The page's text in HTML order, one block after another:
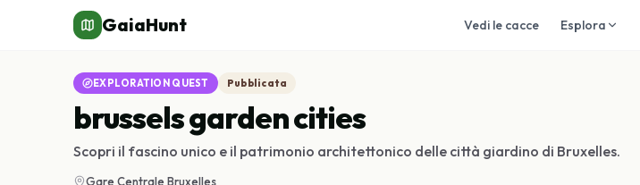
GaiaHunt Vedi le cacce Esplora
EXPLORATION QUEST Pubblicata
brussels garden cities
Scopri il fascino unico e il patrimonio architettonico delle città giardino di Bruxelles.
Gare Centrale Bruxelles